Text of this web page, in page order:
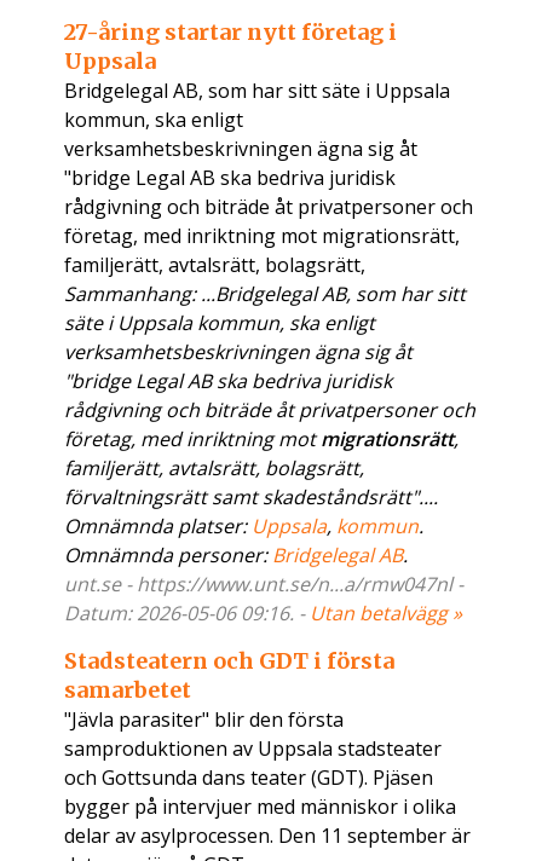
27-åring startar nytt företag i
Uppsala
Bridgelegal AB, som har sitt säte i Uppsala
kommun, ska enligt
verksamhetsbeskrivningen ägna sig åt
"bridge Legal AB ska bedriva juridisk
rådgivning och biträde åt privatpersoner och
företag, med inriktning mot migrationsrätt,
familjerätt, avtalsrätt, bolagsrätt,
Sammanhang: ...Bridgelegal AB, som har sitt
säte i Uppsala kommun, ska enligt
verksamhetsbeskrivningen ägna sig åt
"bridge Legal AB ska bedriva juridisk
rådgivning och biträde åt privatpersoner och
företag, med inriktning motmigrationsrätt,
familjerätt, avtalsrätt, bolagsrätt,
förvaltningsrätt samt skadeståndsrätt"....
Omnämnda platser: Uppsala, kommun.
Omnämnda personer:Bridgelegal AB.
unt.se - https://www.unt.se/n...a/rmw047nl -
Datum: 2026-05-06 09:16. - Utan betalvägg »
Stadsteatern och GDT i första
samarbetet
"Jävla parasiter" blir den första
samproduktionen av Uppsala stadsteater
och Gottsunda dans teater (GDT). Pjäsen
bygger på intervjuer med människor i olika
delar av asylprocessen. Den 11 september är